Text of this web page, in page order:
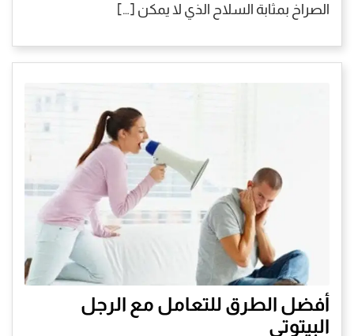
الصراخ بمثابة السلاح الذي لا يمكن […]
أفضل الطرق للتعامل مع الرجل
البيتوتي